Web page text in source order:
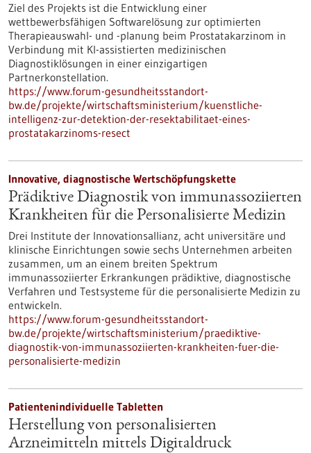
Ziel des Projekts ist die Entwicklung einer
wettbewerbsfähigen Softwarelösung zur optimierten
Therapieauswahl- und -planung beim Prostatakarzinom in
Verbindung mit KI-assistierten medizinischen
Diagnostiklösungen in einer einzigartigen
Partnerkonstellation.
https://www.forum-gesundheitsstandort-
bw.de/projekte/wirtschaftsministerium/kuenstliche-
intelligenz-zur-detektion-der-resektabilitaet-eines-
prostatakarzinoms-resect
Innovative, diagnostische Wertschöpfungskette
Prädiktive Diagnostik von immunassoziierten
Krankheiten für die Personalisierte Medizin
Drei Institute der Innovationsallianz, acht universitäre und
klinische Einrichtungen sowie sechs Unternehmen arbeiten
zusammen, um an einem breiten Spektrum
immunassoziierter Erkrankungen prädiktive, diagnostische
Verfahren und Testsysteme für die personalisierte Medizin zu
entwickeln.
https://www.forum-gesundheitsstandort-
bw.de/projekte/wirtschaftsministerium/praediktive-
diagnostik-von-immunassoziierten-krankheiten-fuer-die-
personalisierte-medizin
Patientenindividuelle Tabletten
Herstellung von personalisierten
Arzneimitteln mittels Digitaldruck